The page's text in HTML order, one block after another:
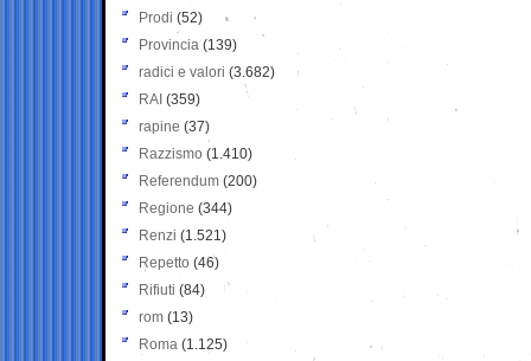
Prodi (52)
Provincia (139)
radici e valori (3.682)
RAI (359)
rapine (37)
Razzismo (1.410)
Referendum (200)
Regione (344)
Renzi (1.521)
Repetto (46)
Rifiuti (84)
rom (13)
Roma (1.125)